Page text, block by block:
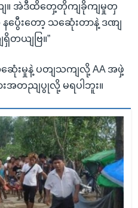
ျ။ အဲဒီထိတှေ့တိုကျခိုကျမှုတှ
နပွေီးတော့ သဆေုံးတာနဲ့ ဒဏျ
ရှိတယျဗြ။”
းမှုနဲ့ ပတျသကျလို့ AA အဖှဲ့
အတညျပွုလို့ မရပါဘူး။